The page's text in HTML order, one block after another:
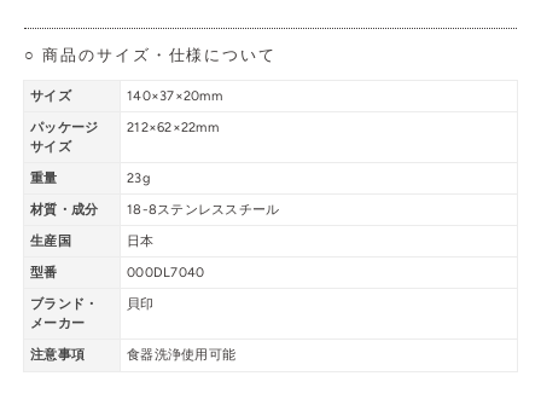
○ 商品のサイズ・仕様について
サイズ
140×37×20mm
パッケージ
サイズ
212×62×22mm
重量
23g
材質・成分
18-8ステンレススチール
生産国
日本
型番
000DL7040
ブランド・
メーカー
貝印
注意事項 食器洗浄使用可能